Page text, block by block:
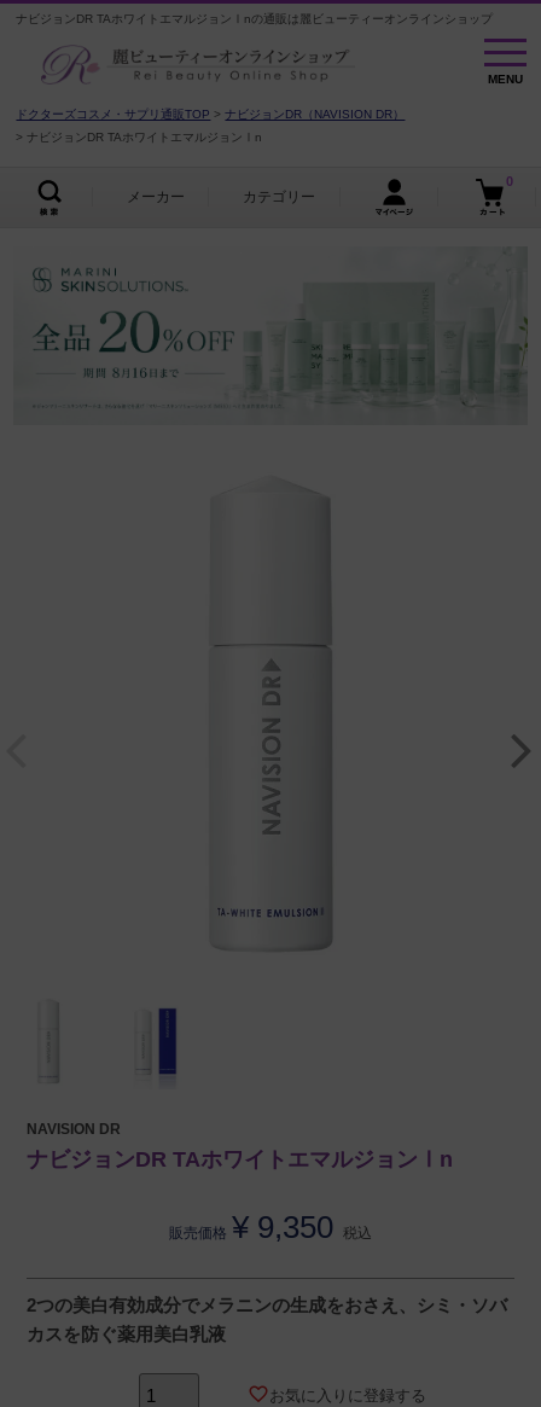
ナビジョンDR TAホワイトエマルジョンⅠnの通販は麗ビューティーオンラインショップ
MENU
MENU
ドクターズコスメ・サプリ通販TOP
ナビジョンDR（NAVISION DR）
ナビジョンDR TAホワイトエマルジョンⅠn
メーカー カテゴリー
0
NAVISION DR
ナビジョンDR TAホワイトエマルジョンⅠn
販売価格 ¥ 9,350 税込
2つの美白有効成分でメラニンの生成をおさえ、シミ・ソバ
カスを防ぐ薬用美白乳液
お気に入りに登録する